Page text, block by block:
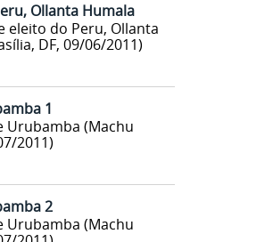
Ollanta Humala
eleito do Peru, Ollanta
DF, 09/06/2011)
1
Urubamba (Machu
2011)
2
Urubamba (Machu